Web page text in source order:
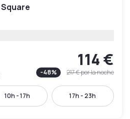
114 €
-48% 217 €por la noche
10h - 17h 17h - 23h